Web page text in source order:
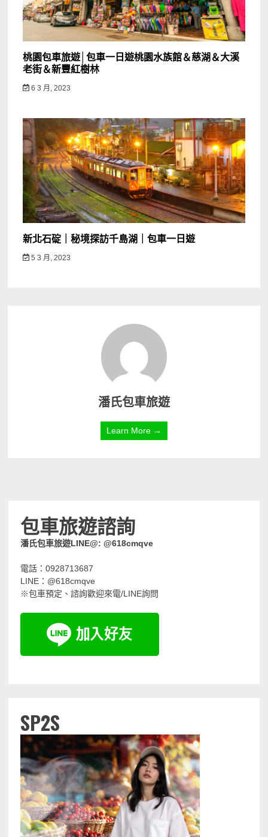
桃園包車旅遊│包車一日遊桃園水族館＆慈湖＆大溪
老街＆新豐紅樹林
6 3 月, 2023
新北石碇｜秘境探訪千島湖｜包車一日遊
5 3 月, 2023
潘氏包車旅遊
Learn More →
包車旅遊諮詢
潘氏包車旅遊LINE@: @618cmqve
電話：0928713687
LINE：@618cmqve
※包車預定、諮詢歡迎來電/LINE詢問
SP2S